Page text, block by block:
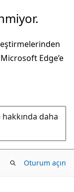
Edge’e
daha
Oturum açın